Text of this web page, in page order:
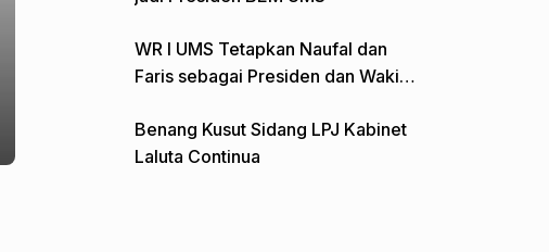
WR I UMS Tetapkan Naufal dan
Faris sebagai Presiden dan Wakil
Benang Kusut Sidang LPJ Kabinet
Laluta Continua